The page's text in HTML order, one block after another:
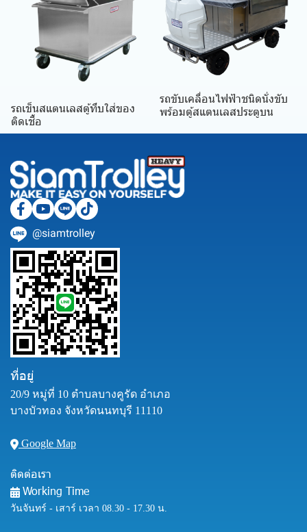
รถเข็นสแตนเลสตู้ทึบใส่ของ
ติดเชื้อ
รถขับเคลื่อนไฟฟ้าชนิดนั่งขับ
พร้อมตู้สแตนเลสประตูบน
@siamtrolley
ที่อยู่
20/9 หมู่ที่ 10 ตำบลบางคูรัด อำเภอ
บางบัวทอง จังหวัดนนทบุรี 11110
Google Map
ติดต่อเรา
Working Time
วันจันทร์ - เสาร์ เวลา 08.30 - 17.30 น.